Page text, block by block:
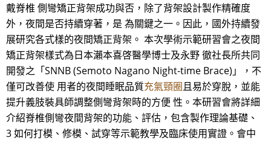
戴脊椎 側彎矯正背架成功與否，除了背架設計製作精確度
外，夜間是否持續穿著，是 為關鍵之一。因此，國外持續發
展研究各式樣的夜間矯正背架。 本次學術示範研習會之夜間
矯正背架樣式為日本瀨本喜啓醫學博士及永野 徹社長所共同
開發之「SNNB (Semoto Nagano Night-time Brace)」，不
僅可改善使 用者的夜間睡眠品質充氣頸圈且易於穿脫，並能
提升義肢裝具師調整側彎背架時的方便 性。本研習會將詳細
介紹脊椎側彎夜間背架的功能、評估，包含製作理論基礎、
3 如何打模、修模、試穿等示範教學及臨床使用實證。會中